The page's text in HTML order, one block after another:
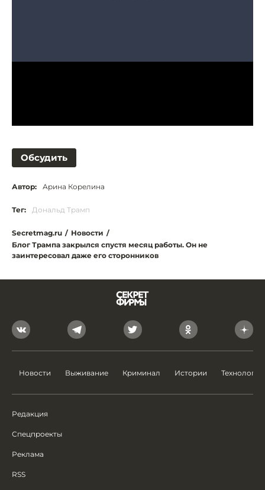
Обсудить
Автор: Арина Корелина
Тег: Дональд Трамп
Secretmag.ru / Новости /
Блог Трампа закрылся спустя месяц работы. Он не
заинтересовал даже его сторонников
Новости Выживание Криминал Истории Технологии
Редакция
Спецпроекты
Реклама
RSS